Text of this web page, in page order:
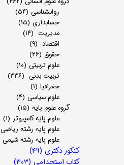
روانشناسی (۵۴)
حسابداری (۱۵)
مدیریت (۱۴)
اقتصاد (۹)
حقوق (۲۶)
علوم تربیتی (۱۰)
تربیت بدنی (۳۳۶)
جغرافیا (۱)
علوم سیاسی (۴)
گروه علوم پایه (۱۵)
علوم پایه کامپیوتر (۱)
علوم پایه رشته ریاضی
علوم پایه رشته شیمی
کنکور دکتری (۴۹)
کتاب استخدامی (۳۰۳)